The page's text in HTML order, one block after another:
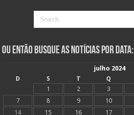
Ou Então Busque as Notícias Por Data:
julho 2024
D
S T Q
1
2 3
7
8 9 10
14
15 16 17